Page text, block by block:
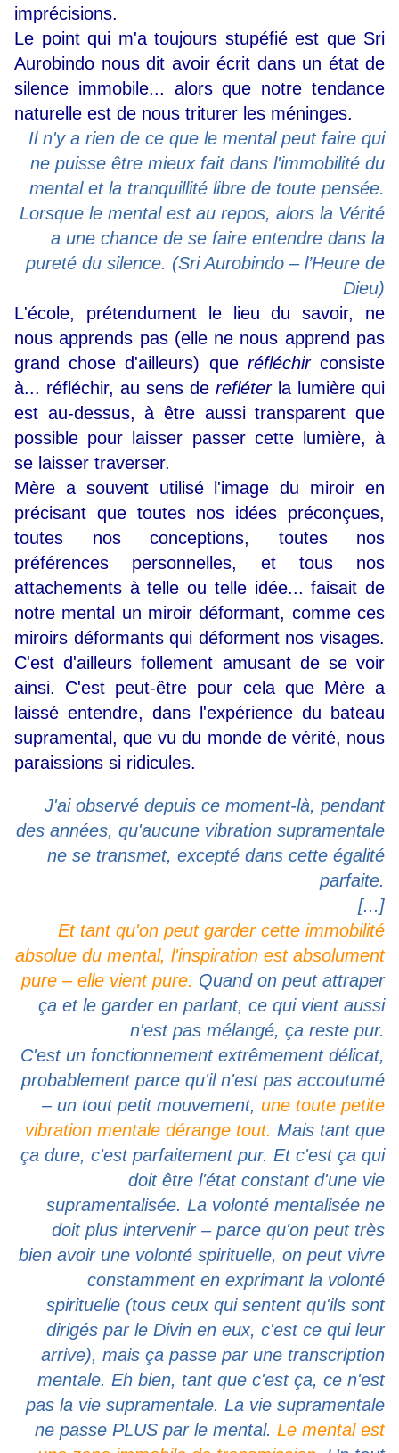
imprécisions.
Le point qui m'a toujours stupéfié est que Sri
Aurobindo nous dit avoir écrit dans un état de
silence immobile... alors que notre tendance
naturelle est de nous triturer les méninges.
Il n'y a rien de ce que le mental peut faire qui
ne puisse être mieux fait dans l'immobilité du
mental et la tranquillité libre de toute pensée.
Lorsque le mental est au repos, alors la Vérité
a une chance de se faire entendre dans la
pureté du silence. (Sri Aurobindo – l’Heure de
Dieu)
L'école, prétendument le lieu du savoir, ne
nous apprends pas (elle ne nous apprend pas
grand chose d'ailleurs) que réfléchirconsiste
à... réfléchir, au sens de refléterla lumière qui
est au-dessus, à être aussi transparent que
possible pour laisser passer cette lumière, à
se laisser traverser.
Mère a souvent utilisé l'image du miroir en
précisant que toutes nos idées préconçues,
toutes nos conceptions, toutes nos
préférences personnelles, et tous nos
attachements à telle ou telle idée... faisait de
notre mental un miroir déformant, comme ces
miroirs déformants qui déforment nos visages.
C'est d'ailleurs follement amusant de se voir
ainsi. C'est peut-être pour cela que Mère a
laissé entendre, dans l'expérience du bateau
supramental, que vu du monde de vérité, nous
paraissions si ridicules.
J'ai observé depuis ce moment-là, pendant
des années, qu'aucune vibration supramentale
ne se transmet, excepté dans cette égalité
parfaite.
[...]
Et tant qu'on peut garder cette immobilité
absolue du mental, l'inspiration est absolument
pure – elle vient pure. Quand on peut attraper
ça et le garder en parlant, ce qui vient aussi
n'est pas mélangé, ça reste pur.
C'est un fonctionnement extrêmement délicat,
probablement parce qu'il n'est pas accoutumé
– un tout petit mouvement, une toute petite
vibration mentale dérange tout. Mais tant que
ça dure, c'est parfaitement pur. Et c'est ça qui
doit être l'état constant d'une vie
supramentalisée. La volonté mentalisée ne
doit plus intervenir – parce qu'on peut très
bien avoir une volonté spirituelle, on peut vivre
constamment en exprimant la volonté
spirituelle (tous ceux qui sentent qu'ils sont
dirigés par le Divin en eux, c'est ce qui leur
arrive), mais ça passe par une transcription
mentale. Eh bien, tant que c'est ça, ce n'est
pas la vie supramentale. La vie supramentale
ne passe PLUS par le mental. Le mental est